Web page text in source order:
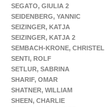
SEGATO, GIULIA 2
SEIDENBERG, YANNIC
SEIZINGER, KATJA
SEIZINGER, KATJA 2
SEMBACH-KRONE, CHRISTEL
SENTI, ROLF
SETLUR, SABRINA
SHARIF, OMAR
SHATNER, WILLIAM
SHEEN, CHARLIE